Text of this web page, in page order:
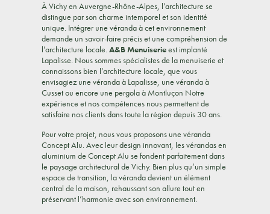
À Vichy en Auvergne-Rhône-Alpes, l’architecture se
distingue par son charme intemporel et son identité
unique. Intégrer une véranda à cet environnement
demande un savoir-faire précis et une compréhension de
l’architecture locale.A&B Menuiserieest implanté
Lapalisse. Nous sommes spécialistes de la menuiserie et
connaissons bien l’architecture locale, que vous
envisagiez une véranda à Lapalisse, une véranda à
Cusset ou encore une pergola à Montluçon Notre
expérience et nos compétences nous permettent de
satisfaire nos clients dans toute la région depuis 30 ans.
Pour votre projet, nous vous proposons une véranda
Concept Alu. Avec leur design innovant, les vérandas en
aluminium de Concept Alu se fondent parfaitement dans
le paysage architectural de Vichy. Bien plus qu’un simple
espace de transition, la véranda devient un élément
central de la maison, rehaussant son allure tout en
préservant l’harmonie avec son environnement.